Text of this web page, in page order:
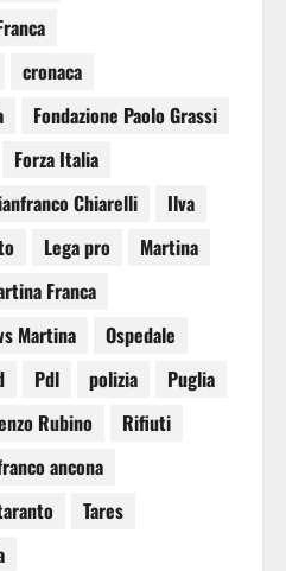
cronaca
Fondazione Paolo Grassi
Forza Italia
Chiarelli
Ilva
Lega pro
Martina
Franca
Martina
Ospedale
Pdl polizia
Puglia
Rubino
Rifiuti
ancona
Tares